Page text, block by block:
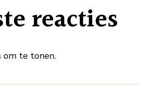
reacties
om te tonen.